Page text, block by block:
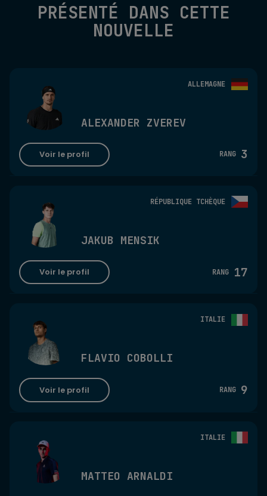
PRÉSENTÉ DANS CETTE
NOUVELLE
ALLEMAGNE
ALEXANDER ZVEREV
Voir le profil RANG 3
RÉPUBLIQUE TCHÈQUE
JAKUB MENSIK
Voir le profil RANG 17
ITALIE
FLAVIO COBOLLI
Voir le profil RANG 9
ITALIE
MATTEO ARNALDI